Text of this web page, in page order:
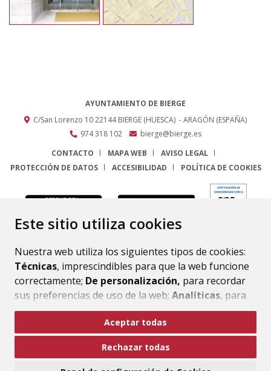
Este sitio utiliza cookies
Nuestra web utiliza los siguientes tipos de cookies:
Técnicas, imprescindibles para que la web funcione
correctamente; De personalización, para recordar
sus preferencias de uso de la web; Analíticas, para
mejorar el funcionamiento de la web y sus servicios.
Si acepta pulsando el botón“Aceptar todas”
consideramos que acepta su uso. Si pulsa el botón
Aceptar todas
Rechazar todas
AYUNTAMIENTO DE BIERGE
C/San Lorenzo 1022144 BIERGE (HUESCA) - ARAGÓN (ESPAÑA)
974 318 102
bierge@bierge.es
CONTACTO
MAPA WEB
AVISO LEGAL
PROTECCIÓN DE DATOS
ACCESIBILIDAD POLÍTICA DE COOKIES